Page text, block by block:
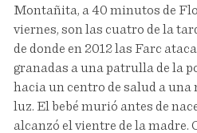
Montañita, a 40 minutos de
viernes, son las cuatro de la
de donde en 2012 las Farc
granadas a una patrulla de la
hacia un centro de salud a una
luz. El bebé murió antes de
alcanzó el vientre de la madre.